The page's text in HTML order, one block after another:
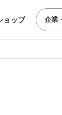
ョップ 企業